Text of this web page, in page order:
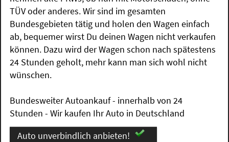
TÜV oder anderes. Wir sind im gesamten
Bundesgebieten tätig und holen den Wagen einfach
ab, bequemer wirst Du deinen Wagen nicht verkaufen
können. Dazu wird der Wagen schon nach spätestens
24 Stunden geholt, mehr kann man sich wohl nicht
wünschen.
Bundesweiter Autoankauf - innerhalb von 24
Stunden - Wir kaufen Ihr Auto in Deutschland
Auto unverbindlich anbieten!